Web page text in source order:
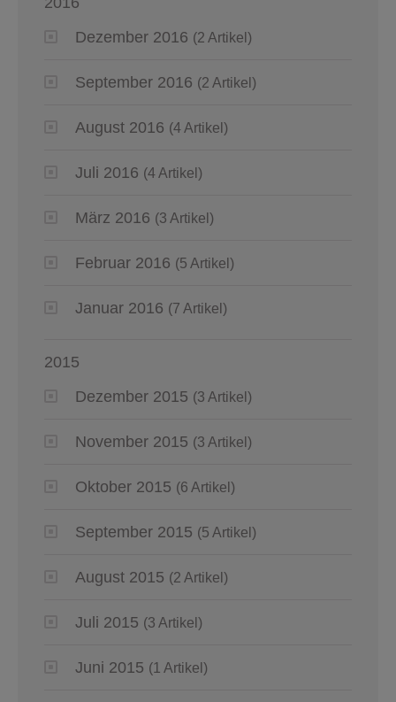
Dezember 2016 (2 Artikel)
September 2016 (2 Artikel)
August 2016 (4 Artikel)
Juli 2016 (4 Artikel)
März 2016 (3 Artikel)
Februar 2016 (5 Artikel)
Januar 2016 (7 Artikel)
2015
Dezember 2015 (3 Artikel)
November 2015 (3 Artikel)
Oktober 2015 (6 Artikel)
September 2015 (5 Artikel)
August 2015 (2 Artikel)
Juli 2015 (3 Artikel)
Juni 2015 (1 Artikel)